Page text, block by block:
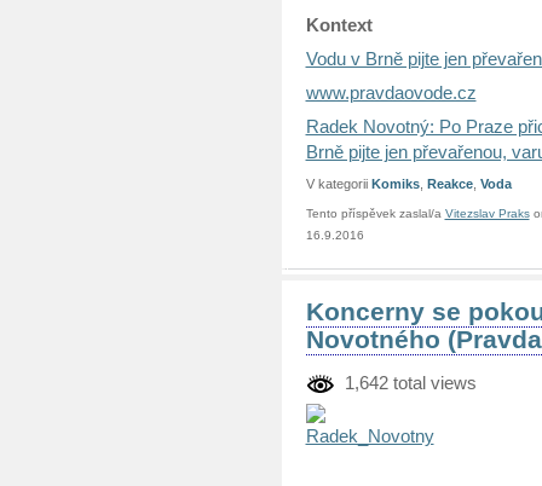
Kontext
Vodu v Brně pijte jen
www.pravdaovode.cz
Radek Novotný: Po Praze
Brně pijte jen převařenou,
V kategorii Komiks, Reakce, Voda
Tento příspěvek zaslal/a Vitezslav Praks
16.9.2016
Koncerny se
Novotného
1,642 total views